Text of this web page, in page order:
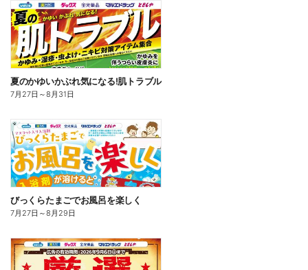
夏のかゆいかぶれ気になる!肌トラブル
7月27日 ～8月31日
びっくらたまごでお風呂を楽しく
7月27日 ～8月29日